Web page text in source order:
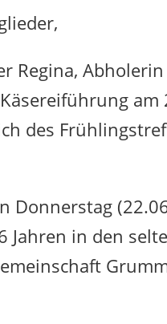
Regina,
des
Donnerstag
Jahren in den